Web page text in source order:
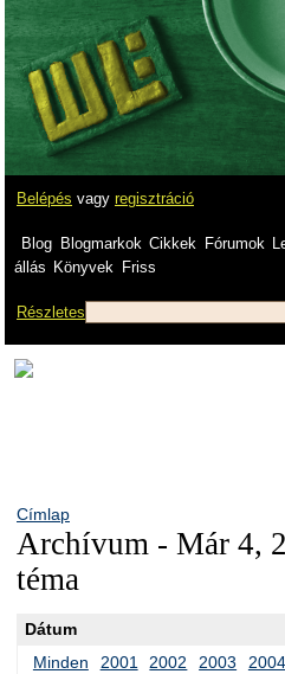
Belépés vagy regisztráció
Blog Blogmarkok Cikkek Fórumok
állás Könyvek Friss
Részletes
Címlap
Archívum - Már 4,
téma
Dátum
Minden
2001 2002 2003 2004